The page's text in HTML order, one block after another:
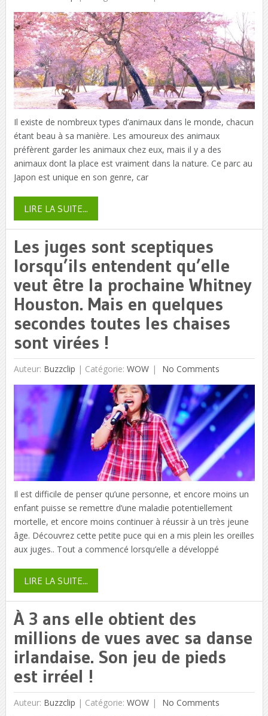
Il existe de nombreux types d’animaux dans le monde, chacun
étant beau à sa manière. Les amoureux des animaux
préfèrent garder les animaux chez eux, mais il y a des
animaux dont la place est vraiment dans la nature. Ce parc au
Japon est unique en son genre, car
LIRE LA SUITE...
Les juges sont sceptiques
lorsqu’ils entendent qu’elle
veut être la prochaine Whitney
Houston. Mais en quelques
secondes toutes les chaises
sont virées !
Auteur: Buzzclip | Catégorie: WOW No Comments
Il est difficile de penser qu’une personne, et encore moins un
enfant puisse se remettre d’une maladie potentiellement
mortelle, et encore moins continuer à réussir à un très jeune
âge. Découvrez cette petite puce qui en a mis plein les oreilles
aux juges.. Tout a commencé lorsqu’elle a développé
LIRE LA SUITE...
À 3 ans elle obtient des
millions de vues avec sa danse
irlandaise. Son jeu de pieds
est irréel !
Auteur: Buzzclip | Catégorie: WOW No Comments